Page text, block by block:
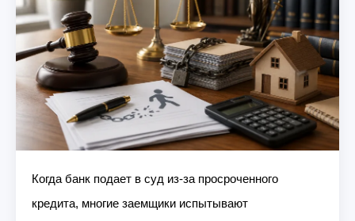
Когда банк подает в суд из-за просроченного
кредита, многие заемщики испытывают